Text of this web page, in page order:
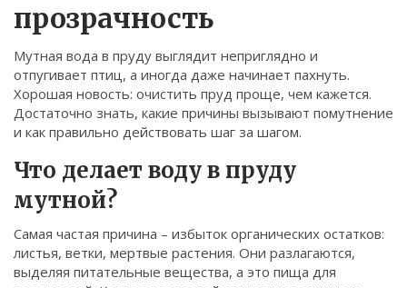
О нас
Условия использования
Политика конфиденциальности
ФЗ-152
Связаться
© 2026. Все права защищены.
прозрачность
Мутная вода в пруду выглядит неприглядно и
отпугивает птиц, а иногда даже начинает пахнуть.
Хорошая новость: очистить пруд проще, чем кажется.
Достаточно знать, какие причины вызывают помутнение
и как правильно действовать шаг за шагом.
Что делает воду в пруду
мутной?
Самая частая причина – избыток органических остатков:
листья, ветки, мертвые растения. Они разлагаются,
выделяя питательные вещества, а это пища для